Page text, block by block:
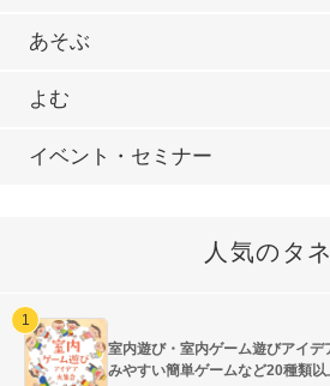
あそぶ
よむ
イベント・セミナー
人気のタネ
室内遊び・室内ゲーム遊びアイ
みやすい簡単ゲームなど20種類以